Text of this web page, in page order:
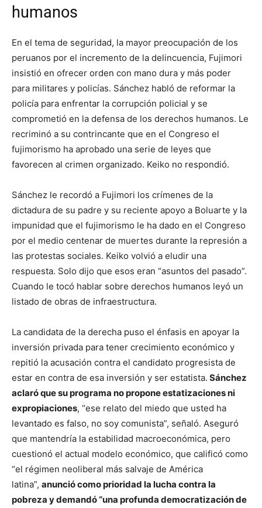
humanos
En el tema de seguridad, la mayor preocupación de los
peruanos por el incremento de la delincuencia, Fujimori
insistió en ofrecer orden con mano dura y más poder
para militares y policías. Sánchez habló de reformar la
policía para enfrentar la corrupción policial y se
comprometió en la defensa de los derechos humanos. Le
recriminó a su contrincante que en el Congreso el
fujimorismo ha aprobado una serie de leyes que
favorecen al crimen organizado. Keiko no respondió.
Sánchez le recordó a Fujimori los crímenes de la
dictadura de su padre y su reciente apoyo a Boluarte y la
impunidad que el fujimorismo le ha dado en el Congreso
por el medio centenar de muertes durante la represión a
las protestas sociales. Keiko volvió a eludir una
respuesta. Solo dijo que esos eran “asuntos del pasado”.
Cuando le tocó hablar sobre derechos humanos leyó un
listado de obras de infraestructura.
La candidata de la derecha puso el énfasis en apoyar la
inversión privada para tener crecimiento económico y
repitió la acusación contra el candidato progresista de
estar en contra de esa inversión y ser estatista. Sánchez
aclaró que su programa no propone estatizaciones ni
expropiaciones, “ese relato del miedo que usted ha
levantado es falso, no soy comunista”, señaló. Aseguró
que mantendría la estabilidad macroeconómica, pero
cuestionó el actual modelo económico, que calificó como
“el régimen neoliberal más salvaje de América
latina”, anunció como prioridad la lucha contra la
pobreza y demandó “una profunda democratización de